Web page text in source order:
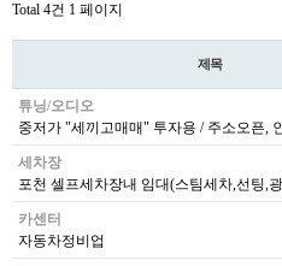
Total 4건 1 페이지
제목
튜닝/오디오
중저가 "세끼고매매" 투자용 / 주소오픈,
세차장
포천 셀프세차장내 임대(스팀세차,선팅,
카센터
자동차정비업